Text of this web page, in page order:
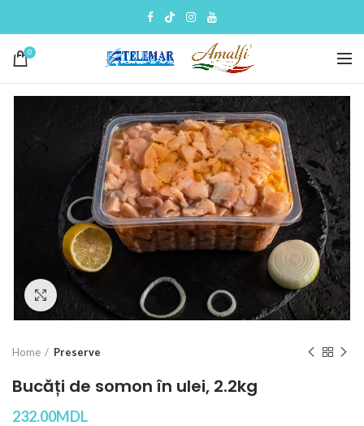
0
Click to enlarge
Home Preserve
Bucăți de somon în ulei, 2.2kg
232.00MDL